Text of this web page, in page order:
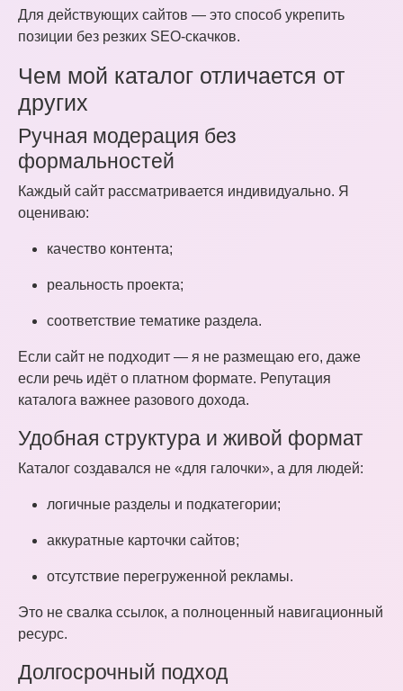
Для действующих сайтов — это способ укрепить
позиции без резких SEO-скачков.
Чем мой каталог отличается от
других
Ручная модерация без
формальностей
Каждый сайт рассматривается индивидуально. Я
оцениваю:
качество контента;
реальность проекта;
соответствие тематике раздела.
Если сайт не подходит — я не размещаю его, даже
если речь идёт о платном формате. Репутация
каталога важнее разового дохода.
Удобная структура и живой формат
Каталог создавался не «для галочки», а для людей:
логичные разделы и подкатегории;
аккуратные карточки сайтов;
отсутствие перегруженной рекламы.
Это не свалка ссылок, а полноценный навигационный
ресурс.
Долгосрочный подход